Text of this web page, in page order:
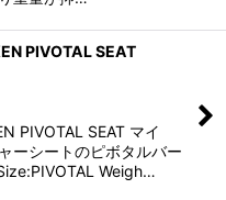
PIVOTAL SEAT
PIVOTAL SEAT マイ
ーシートのピボタルバー
Weigh…